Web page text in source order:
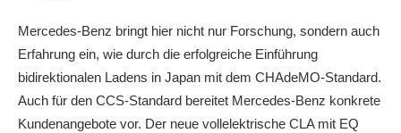
Mercedes-Benz bringt hier nicht nur Forschung, sondern auch
Erfahrung ein, wie durch die erfolgreiche Einführung
bidirektionalen Ladens in Japan mit dem CHAdeMO-Standard.
Auch für den CCS-Standard bereitet Mercedes‑Benz konkrete
Kundenangebote vor. Der neue vollelektrische CLA mit EQ